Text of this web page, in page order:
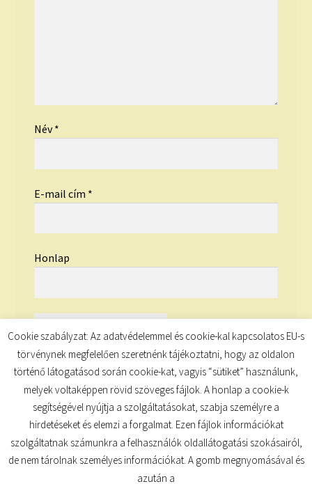
Név*
E-mail cím *
Honlap
© TUDATKULCS 2026
Cookie szabályzat: Az adatvédelemmel és cookie-kal kapcsolatos EU-s
törvénynek megfelelően szeretnénk tájékoztatni, hogy az oldalon
történő látogatásod során cookie-kat, vagyis “sütiket” használunk,
melyek voltaképpen rövid szöveges fájlok. A honlap a cookie-k
segítségével nyújtja a szolgáltatásokat, szabja személyre a
hirdetéseket és elemzi a forgalmat. Ezen fájlok információkat
szolgáltatnak számunkra a felhasználók oldallátogatási szokásairól,
de nem tárolnak személyes információkat. A gomb megnyomásával és
azután a